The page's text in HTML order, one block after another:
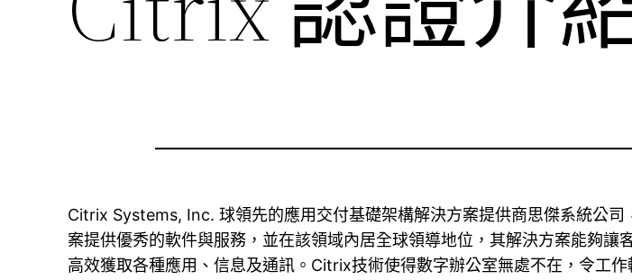
Citrix Systems, Inc. 球領先的應用交付基礎架構解決方案提供商思傑系統公
案提供優秀的軟件與服務，並在該領域內居全球領導地位，其解決方案能夠
高效獲取各種應用、信息及通訊。Citrix技術使得數字辦公室無處不在，令工